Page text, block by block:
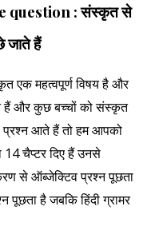
question : संस्कृत से
जाते हैं
एक महत्वपूर्ण विषय है और
और कुछ बच्चों को संस्कृत
प्रश्न आते हैं तो हम आपको
14 चैप्टर दिए हैं उनसे
से ऑब्जेक्टिव प्रश्न पूछता
है जबकि हिंदी ग्रामर